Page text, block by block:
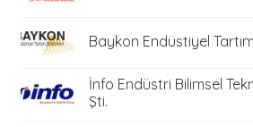
Baykon Endüstiyel
İnfo Endüstri Bilimsel
Şti.